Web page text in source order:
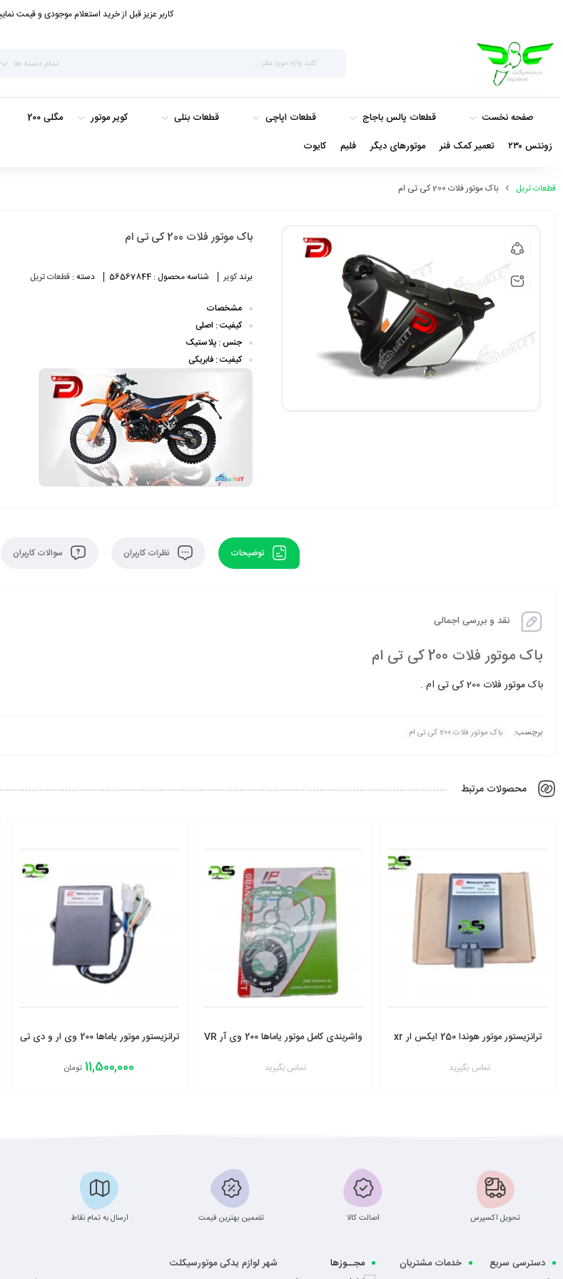
کاربر عزیز قبل از خرید استعلام موجودی و قیمت
تمام دسته ها
صفحه نخست قطعات پالس باجاج قطعات اپاچی قطعات بنلی کویر موتور مگلی 200
زونتس ۲۳۰
تعمیر کمک فنر موتورهای دیگر فلیم کایوت
قطعات تریل باک موتور فلات 200 کی تی ام
باک موتور فلات 200 کی تی ام
برندکویر شناسه محصول : 56567844 دسته : قطعات تریل
مشخصات
کیفیت : اصلی
جنس : پلاستیک
کیفیت : فابریکی
توضیحات نظرات کاربران سوالات کاربران
نقد و بررسی اجمالی
باک موتور فلات 200 کی تی ام
باک موتور فلات 200 کی تی ام .
برچسب: باک موتور فلات 200 کی تی ام
محصولات مرتبط
ترانزیستور موتور هوندا 250 ایکس ار xr
تماس بگیرید
واشربندی کامل موتور یاماها 200 وی آر VR
تماس بگیرید
ترانزیستور موتور یاماها 200 وی ار و دی تی
11,500,000 تومان
تحویل اکسپرس اصالت کالا تضمین بهترین قیمت ارسال به تمام نقاط
دسترسی سریع خدمات مشتریان مجــوزها شهر لوازم یدکی موتورسیکلت